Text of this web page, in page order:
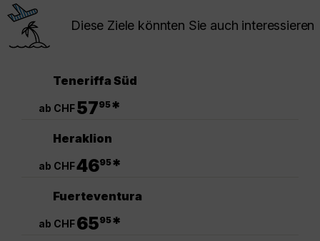
Diese Ziele könnten Sie auch interessieren
Teneriffa Süd
ab CHF5795*
Heraklion
ab CHF4695*
Fuerteventura
ab CHF6595*